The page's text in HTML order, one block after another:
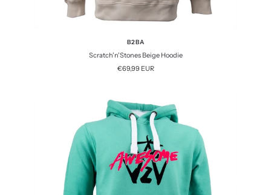
B2BA
Scratch'n'Stones Beige Hoodie
Angebotspreis
€69,99 EUR